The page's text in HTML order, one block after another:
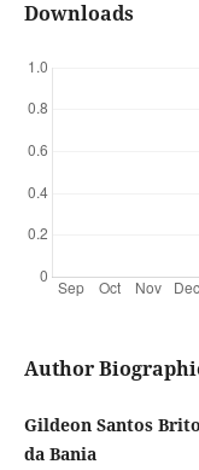
Downloads
Author
Gildeon Santos
da Bania